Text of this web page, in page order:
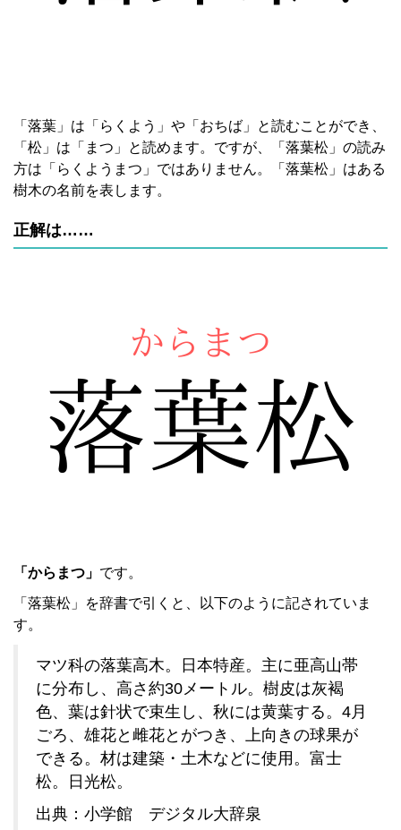
「落葉」は「らくよう」や「おちば」と読むことができ、
「松」は「まつ」と読めます。ですが、「落葉松」の読み
方は「らくようまつ」ではありません。「落葉松」はある
樹木の名前を表します。
正解は……
「からまつ」 です。
「落葉松」を辞書で引くと、以下のように記されていま
す。
マツ科の落葉高木。日本特産。主に亜高山帯
に分布し、高さ約30メートル。樹皮は灰褐
色、葉は針状で束生し、秋には黄葉する。4月
ごろ、雄花と雌花とがつき、上向きの球果が
できる。材は建築・土木などに使用。富士
松。日光松。
出典：小学館 デジタル大辞泉